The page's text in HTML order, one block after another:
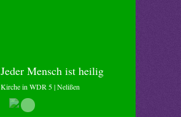
Jeder Mensch ist heilig
Kirche in WDR 5 | Nelißen